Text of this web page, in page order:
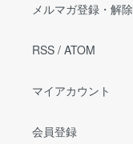
メルマガ登録・解除
RSS / ATOM
マイアカウント
会員登録